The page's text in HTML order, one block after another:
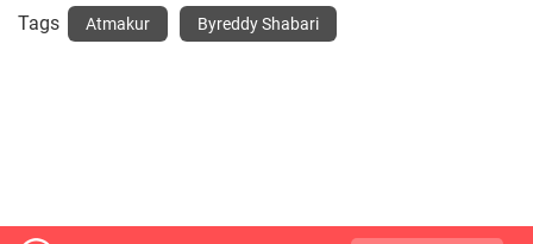
Tags Atmakur Byreddy Shabari